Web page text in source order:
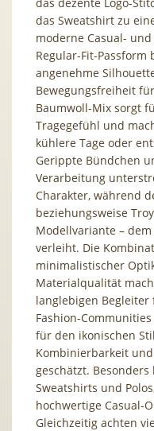
das Sweatshirt zu
moderne Casual-
Regular-Fit-
angenehme
Bewegungsfreiheit
Baumwoll-Mix sorgt
Tragegefühl und
kühlere Tage oder
Gerippte Bündchen
Verarbeitung
Charakter, während
beziehungsweise
Modellvariante –
verleiht. Die
minimalistischer
Materialqualität
langlebigen
Fashion-
für den ikonischen
Kombinierbarkeit
geschätzt.
Sweatshirts und
hochwertige Casual-
Gleichzeitig achten